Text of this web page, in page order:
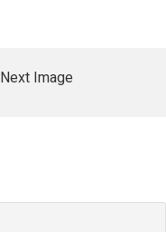
Next Image